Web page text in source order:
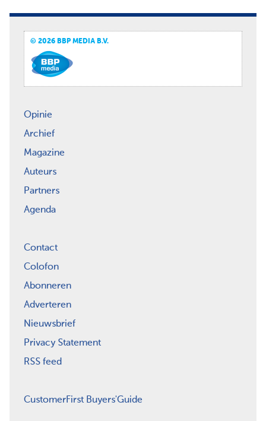
© 2026 BBP MEDIA B.V.
Opinie
Archief
Magazine
Auteurs
Partners
Agenda
Contact
Colofon
Abonneren
Adverteren
Nieuwsbrief
Privacy Statement
RSS feed
CustomerFirst Buyers'Guide